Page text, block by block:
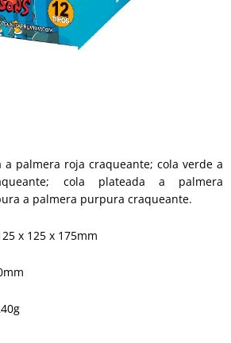
a palmera roja craqueante; cola verde a
cola plateada a palmera
a palmera purpura craqueante.
x 125 x 175mm